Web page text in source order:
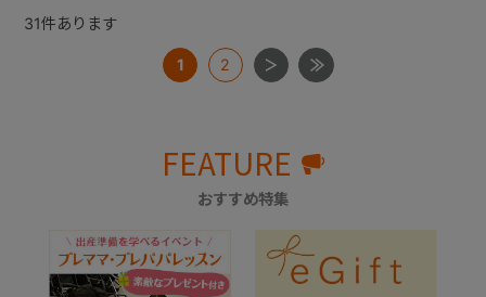
31件あります
1 2
FEATURE
おすすめ特集